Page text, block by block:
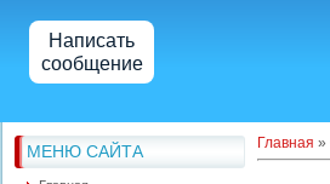
Написать
сообщение
МЕНЮ САЙТА Главная »